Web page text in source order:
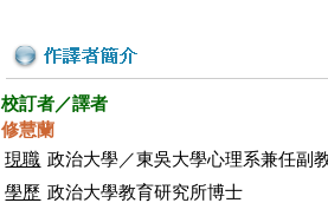
校訂者／譯者
修慧蘭
現職 政治大學／東吳大學心理系兼任副
學歷 政治大學教育研究所博士